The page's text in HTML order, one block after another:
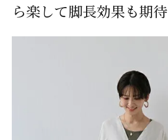
ら楽して脚長効果も期待